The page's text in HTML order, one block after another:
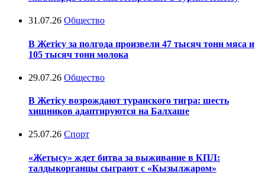
31.07.26 Общество
В Жетісу за полгода произвели 47 тысяч тонн мяса и
105 тысяч тонн молока
29.07.26 Общество
В Жетісу возрождают туранского тигра: шесть
хищников адаптируются на Балхаше
25.07.26 Спорт
«Жетысу» ждет битва за выживание в КПЛ:
талдыкорганцы сыграют с «Кызылжаром»